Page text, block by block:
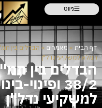
ניווט
דף הבית » מאמרים »
המלא למשקיעי נדל"ן
38/2
למשקיעי נדל"ן